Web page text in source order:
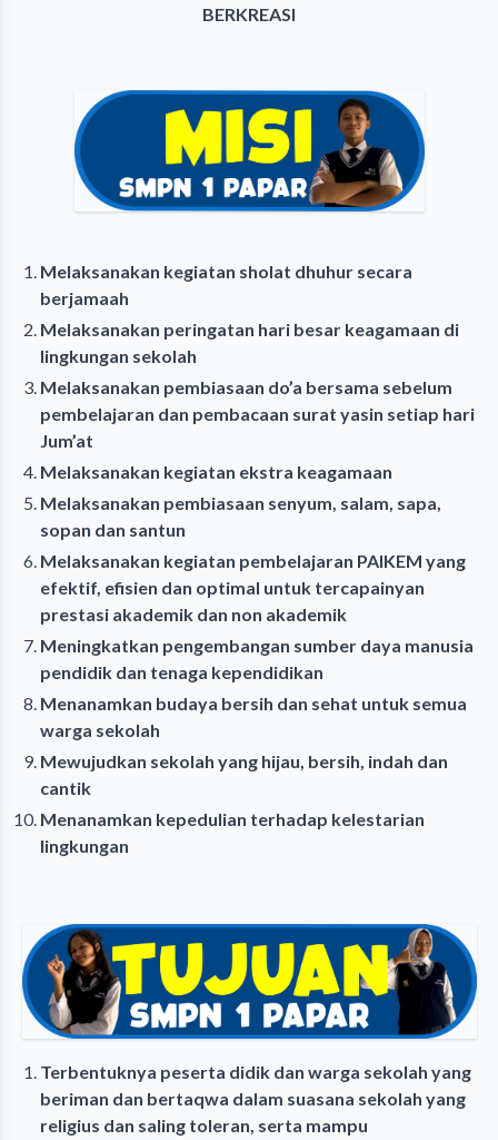
BERKREASI
Melaksanakan kegiatan sholat dhuhur secara
berjamaah
Melaksanakan peringatan hari besar keagamaan di
lingkungan sekolah
Melaksanakan pembiasaan do’a bersama sebelum
pembelajaran dan pembacaan surat yasin setiap hari
Jum’at
Melaksanakan kegiatan ekstra keagamaan
Melaksanakan pembiasaan senyum, salam, sapa,
sopan dan santun
Melaksanakan kegiatan pembelajaran PAIKEM yang
efektif, efisien dan optimal untuk tercapainyan
prestasi akademik dan non akademik
Meningkatkan pengembangan sumber daya manusia
pendidik dan tenaga kependidikan
Menanamkan budaya bersih dan sehat untuk semua
warga sekolah
Mewujudkan sekolah yang hijau, bersih, indah dan
cantik
Menanamkan kepedulian terhadap kelestarian
lingkungan
Terbentuknya peserta didik dan warga sekolah yang
beriman dan bertaqwa dalam suasana sekolah yang
religius dan saling toleran, serta mampu